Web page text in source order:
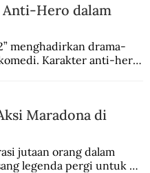
Anti-Hero dalam
menghadirkan drama-
Karakter anti-hero
Maradona di
jutaan orang dalam
legenda pergi untuk